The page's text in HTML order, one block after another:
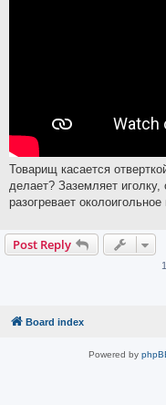
Товарищ касается
делает? Заземляет иголку,
разогревает околоигольное
Post Reply
Board index
Powered by